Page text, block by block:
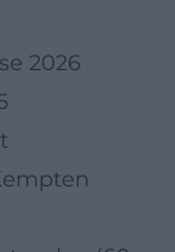
2026